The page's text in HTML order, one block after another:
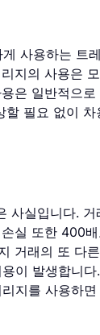
사용하는
지의 사용은
은 일반적으
필요 없이
사실입니다.
실 또한 400
거래의 또 다
이 발생합니
지를 사용하